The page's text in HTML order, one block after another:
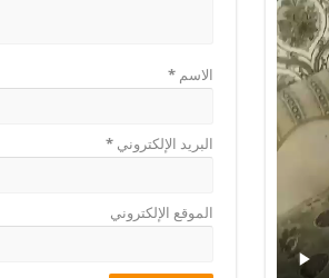
الاسم*
البريد الإلكتروني*
الموقع الإلكتروني